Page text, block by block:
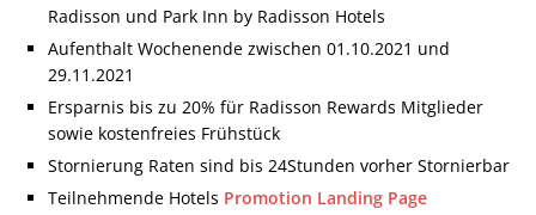
Radisson und Park Inn by Radisson Hotels
Aufenthalt Wochenende zwischen 01.10.2021 und
29.11.2021
Ersparnis bis zu 20% für Radisson Rewards Mitglieder
sowie kostenfreies Frühstück
Stornierung Raten sind bis 24Stunden vorher Stornierbar
Teilnehmende Hotels Promotion Landing Page